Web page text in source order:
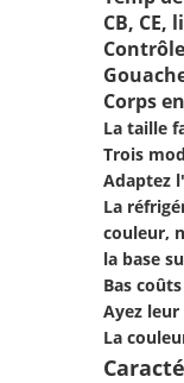
CB, CE,
Corps
La taille
Trois
Adaptez
La
couleur,
la base
Bas
Ayez
La